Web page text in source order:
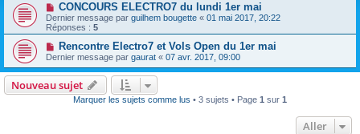
CONCOURS ELECTRO7 du lundi 1er mai
Dernier message par guilhem bougette « 01 mai 2017, 20:22
Réponses : 5
Rencontre Electro7 et Vols Open du 1er mai
Dernier message par gaurat « 07 avr. 2017, 09:00
Nouveau sujet
Marquer les sujets comme lus • 3 sujets • Page 1 sur 1
Aller